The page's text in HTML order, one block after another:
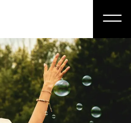
O nas
Studia podyplomowe i kursy